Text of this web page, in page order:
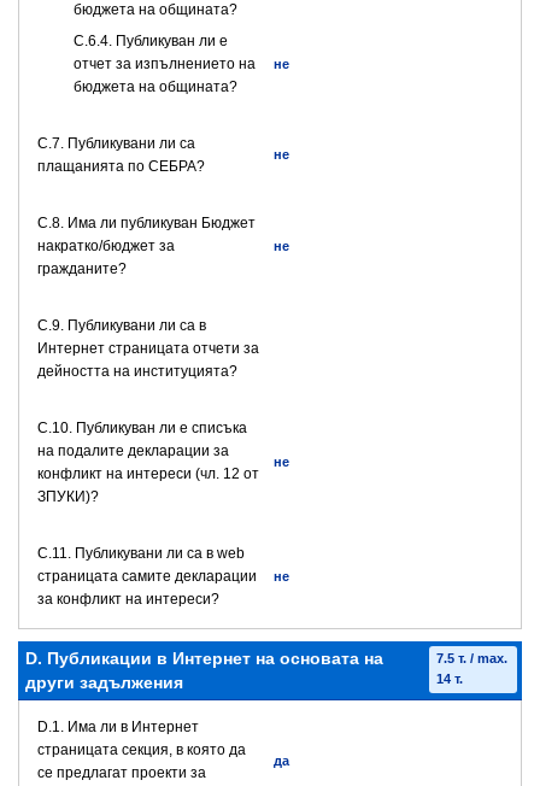
бюджета на общината?
С.6.4. Публикуван ли е
отчет за изпълнението на
бюджета на общината?
не
С.7. Публикувани ли са
плащанията по СЕБРА?
не
С.8. Има ли публикуван Бюджет
накратко/бюджет за
гражданите?
не
C.9. Публикувани ли са в
Интернет страницата отчети за
дейността на институцията?
C.10. Публикуван ли е списъка
на подалите декларации за
конфликт на интереси (чл. 12 от
ЗПУКИ)?
не
C.11. Публикувани ли са в web
страницата самите декларации
за конфликт на интереси?
не
D. Публикации в Интернет на основата на
други задължения
7.5 т. / max.
14 т.
D.1. Има ли в Интернет
страницата секция, в която да
се предлагат проекти за
да